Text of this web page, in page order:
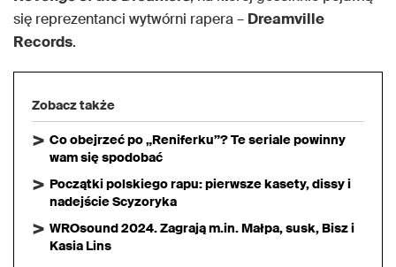
się reprezentanci wytwórni rapera – Dreamville
Records.
Zobacz także
Co obejrzeć po „Reniferku”? Te seriale powinny
wam się spodobać
Początki polskiego rapu: pierwsze kasety, dissy i
nadejście Scyzoryka
WROsound 2024. Zagrają m.in. Małpa, susk, Bisz i
Kasia Lins